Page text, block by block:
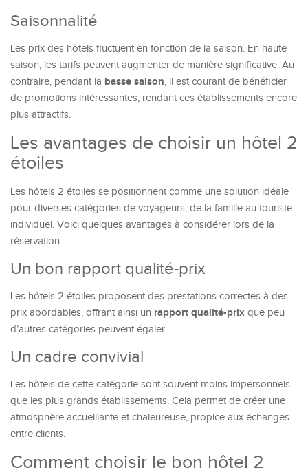
Saisonnalité
Les prix des hôtels fluctuent en fonction de la saison. En haute
saison, les tarifs peuvent augmenter de manière significative. Au
contraire, pendant la basse saison, il est courant de bénéficier
de promotions intéressantes, rendant ces établissements encore
plus attractifs.
Les avantages de choisir un hôtel 2
étoiles
Les hôtels 2 étoiles se positionnent comme une solution idéale
pour diverses catégories de voyageurs, de la famille au touriste
individuel. Voici quelques avantages à considérer lors de la
réservation :
Un bon rapport qualité-prix
Les hôtels 2 étoiles proposent des prestations correctes à des
prix abordables, offrant ainsi un rapport qualité-prix que peu
d’autres catégories peuvent égaler.
Un cadre convivial
Les hôtels de cette catégorie sont souvent moins impersonnels
que les plus grands établissements. Cela permet de créer une
atmosphère accueillante et chaleureuse, propice aux échanges
entre clients.
Comment choisir le bon hôtel 2